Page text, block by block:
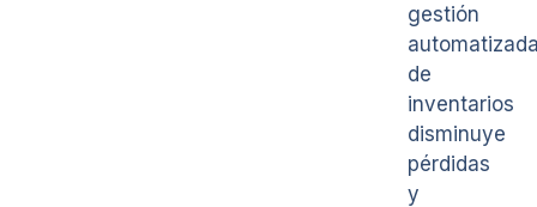
gestión
de
inventarios
disminuye
pérdidas
y